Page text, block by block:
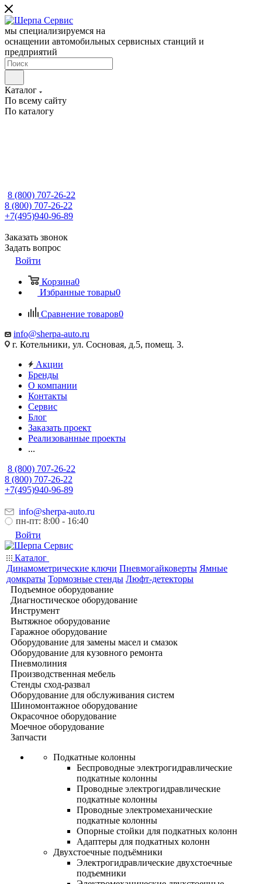
мы специализируемся на
оснащении автомобильных сервисных станций и
предприятий
Каталог
По всему сайту
По каталогу
8 (800) 707-26-22
8 (800) 707-26-22
+7(495)940-96-89
Заказать звонок
Задать вопрос
Войти
Корзина0
Избранные товары0
Сравнение товаров0
info@sherpa-auto.ru
г. Котельники, ул. Сосновая, д.5, помещ. 3.
Акции
Бренды
О компании
Контакты
Сервис
Блог
Заказать проект
Реализованные проекты
...
8 (800) 707-26-22
8 (800) 707-26-22
+7(495)940-96-89
info@sherpa-auto.ru
пн-пт: 8:00 - 16:40
Войти
Каталог
Динамометрические ключи Пневмогайковерты Ямные
домкраты Тормозные стенды Люфт-детекторы
Подъемное оборудование
Диагностическое оборудование
Инструмент
Вытяжное оборудование
Гаражное оборудование
Оборудование для замены масел и смазок
Оборудование для кузовного ремонта
Пневмолиния
Производственная мебель
Стенды сход-развал
Оборудование для обслуживания систем
Шиномонтажное оборудование
Окрасочное оборудование
Моечное оборудование
Запчасти
Подкатные колонны
Беспроводные электрогидравлические
подкатные колонны
Проводные электрогидравлические
подкатные колонны
Проводные электромеханические
подкатные колонны
Опорные стойки для подкатных колонн
Адаптеры для подкатных колонн
Двухстоечные подъёмники
Электрогидравлические двухстоечные
подъемники